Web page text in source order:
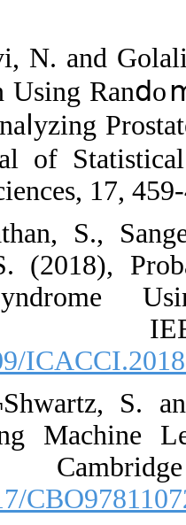
Moussavi,
in
in
Journal of
S.